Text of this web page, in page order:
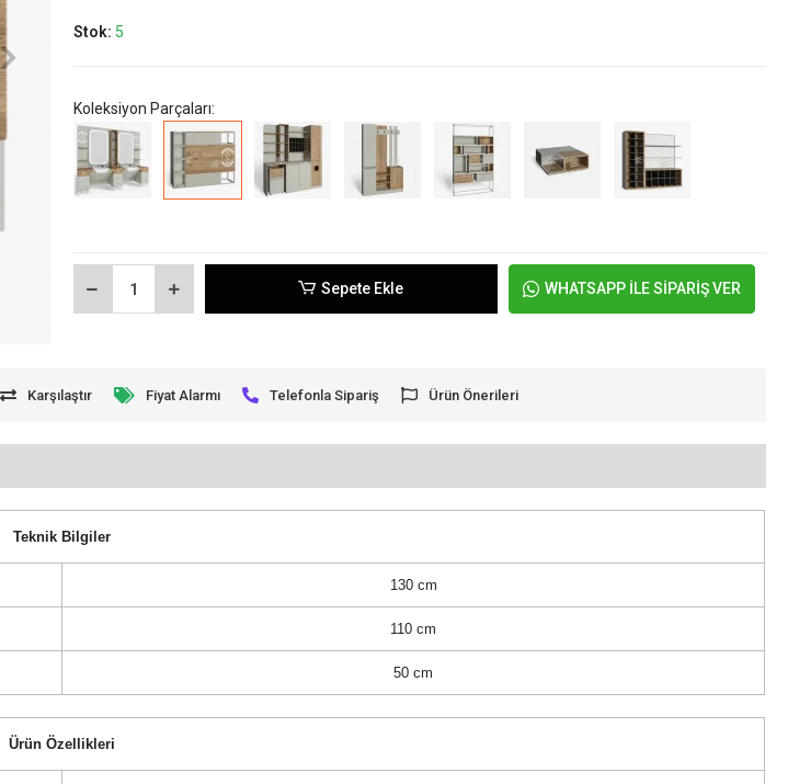
Stok: 5
Koleksiyon Parçaları:
Sepete Ekle WHATSAPP İLE SİPARİŞ VER
Karşılaştır Fiyat Alarmı Telefonla Sipariş Ürün Önerileri
Teknik Bilgiler
130 cm
110 cm
50 cm
Ürün Özellikleri